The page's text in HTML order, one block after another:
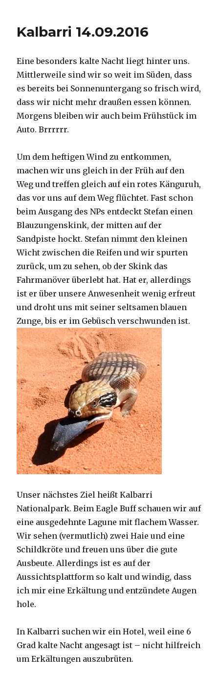
Kalbarri 14.09.2016
Eine besonders kalte Nacht liegt hinter uns.
Mittlerweile sind wir so weit im Süden, dass
es bereits bei Sonnenuntergang so frisch wird,
dass wir nicht mehr draußen essen können.
Morgens bleiben wir auch beim Frühstück im
Auto. Brrrrrr.
Um dem heftigen Wind zu entkommen,
machen wir uns gleich in der Früh auf den
Weg und treffen gleich auf ein rotes Känguruh,
das vor uns auf dem Weg flüchtet. Fast schon
beim Ausgang des NPs entdeckt Stefan einen
Blauzungenskink, der mitten auf der
Sandpiste hockt. Stefan nimmt den kleinen
Wicht zwischen die Reifen und wir spurten
zurück, um zu sehen, ob der Skink das
Fahrmanöver überlebt hat. Hat er, allerdings
ist er über unsere Anwesenheit wenig erfreut
und droht uns mit seiner seltsamen blauen
Zunge, bis er im Gebüsch verschwunden ist.
Unser nächstes Ziel heißt Kalbarri
Nationalpark. Beim Eagle Buff schauen wir auf
eine ausgedehnte Lagune mit flachem Wasser.
Wir sehen (vermutlich) zwei Haie und eine
Schildkröte und freuen uns über die gute
Ausbeute. Allerdings ist es auf der
Aussichtsplattform so kalt und windig, dass
ich mir eine Erkältung und entzündete Augen
hole.
In Kalbarri suchen wir ein Hotel, weil eine 6
Grad kalte Nacht angesagt ist – nicht hilfreich
um Erkältungen auszubrüten.